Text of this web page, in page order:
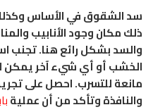
سد الشقوق في الأساس وكذلك
ذلك مكان وجود الأنابيب
والسد بشكل رائع هنا. تجنب
الخشب أو أي شيء آخر يمكن
مانعة للتسرب. احصل على
والنافذة وتأكد من أن عملية